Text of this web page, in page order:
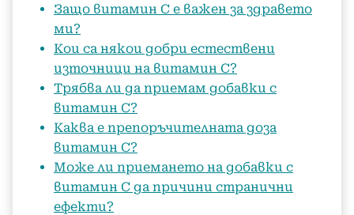
Защо витамин С е важен за здравето
ми?
Кои са някои добри естествени
източници на витамин С?
Трябва ли да приемам добавки с
витамин С?
Каква е препоръчителната доза
витамин С?
Може ли приемането на добавки с
витамин С да причини странични
ефекти?